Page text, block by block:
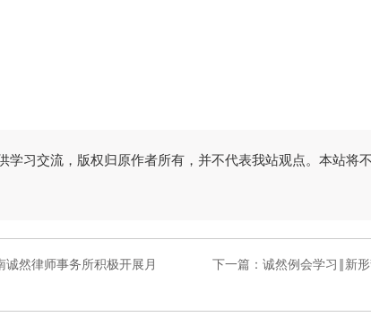
习交流，版权归原作者所有，并不代表我站观点。本站将
然律师事务所积极开展月
下一篇： 诚然例会学习‖新